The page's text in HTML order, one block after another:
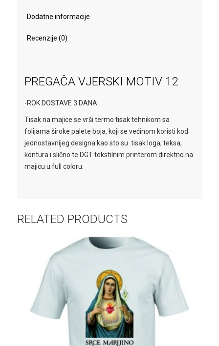
Dodatne informacije
Recenzije (0)
PREGAČA VJERSKI MOTIV 12
-ROK DOSTAVE 3 DANA
Tisak na majice se vrši termo tisak tehnikom sa
folijama široke palete boja, koji se većinom koristi kod
jednostavnijeg designa kao sto su tisak loga, teksa,
kontura i slično te DGT tekstilnim printerom direktno na
majicu u full coloru.
RELATED PRODUCTS